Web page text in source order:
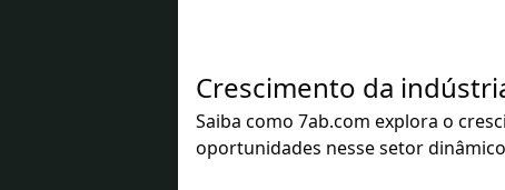
Crescimento da
Saiba como 7ab.com explora o
oportunidades nesse setor